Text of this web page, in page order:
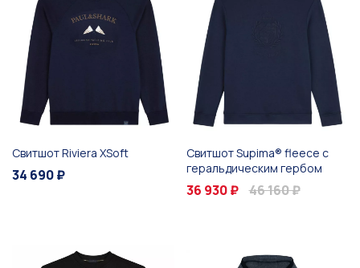
Свитшот Riviera XSoft
34 690 ₽
Свитшот Supima® fleece с
геральдическим гербом
36 930 ₽ 46 160 ₽